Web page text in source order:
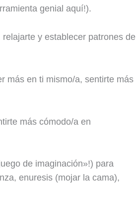
genial aquí!).
y establecer patrones de
más en ti mismo/a, sentirte más
más cómodo/a en
de imaginación»!) para
enuresis (mojar la cama),